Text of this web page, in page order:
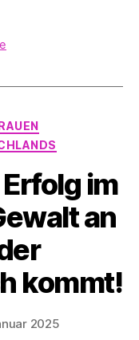
im
an
kommt!
2025